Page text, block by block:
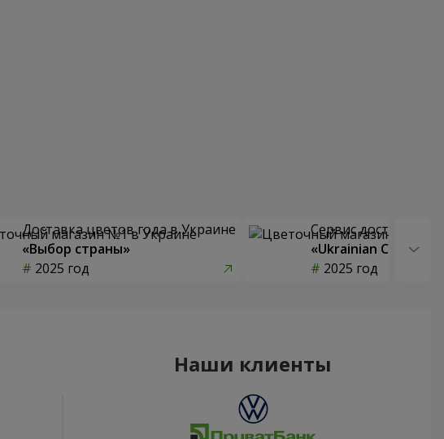
Доставка цветов года в Украине
«Выбор страны»
2025 год
Сервис доставки
«Ukrainian Choice»
2025 год
Наши клиенты